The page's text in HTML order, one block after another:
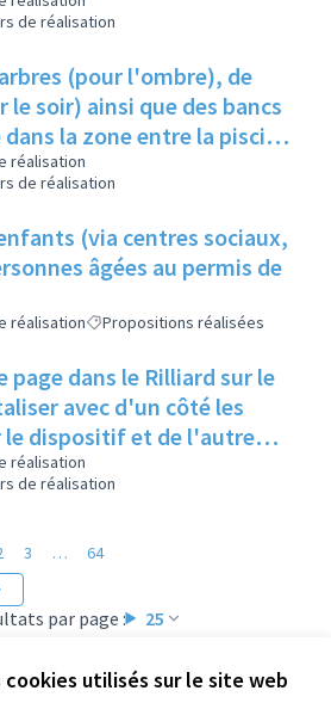
utilisés sur le site web
de réalisation
(pour l'ombre), de
soir) ainsi que des bancs
la zone entre la piscine
réalisation
de réalisation
(via centres sociaux,
âgées au permis de
réalisation Propositions réalisées
page dans le Rilliard sur le
avec d'un côté les
le dispositif et de l'autre
concrets de lieux à
réalisation
de réalisation
par page : 25
3 … 64